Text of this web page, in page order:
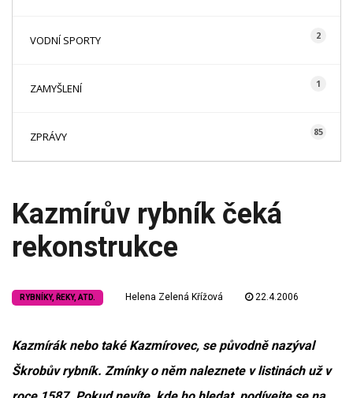
VODNÍ SPORTY 2
ZAMYŠLENÍ 1
ZPRÁVY 85
Kazmírův rybník čeká
rekonstrukce
RYBNÍKY, ŘEKY, ATD. Helena Zelená Křížová 22.4.2006
Kazmírák nebo také Kazmírovec, se původně nazýval
Škrobův rybník. Zmínky o něm naleznete v listinách už v